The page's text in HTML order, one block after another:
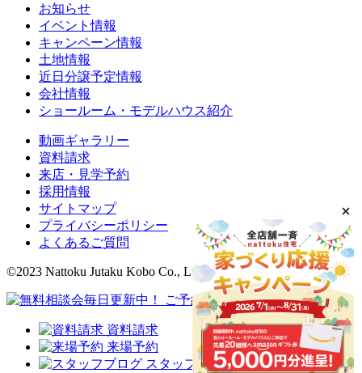
お知らせ
イベント情報
キャンペーン情報
土地情報
近日分譲予定情報
会社情報
ショールーム・モデルハウス紹介
動画ギャラリー
資料請求
来店・見学予約
採用情報
サイトマップ
プライバシーポリシー
よくあるご質問
©2023 Nattoku Jutaku Kobo Co., Ltd.
資料請求
来場予約
スタッフブログ